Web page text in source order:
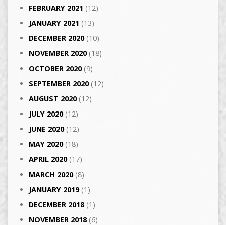
FEBRUARY 2021 (12)
JANUARY 2021 (13)
DECEMBER 2020(10)
NOVEMBER 2020(18)
OCTOBER 2020(9)
SEPTEMBER 2020(12)
AUGUST 2020(12)
JULY 2020(12)
JUNE 2020(12)
MAY 2020(18)
APRIL 2020(17)
MARCH 2020(8)
JANUARY 2019(1)
DECEMBER 2018(1)
NOVEMBER 2018(6)